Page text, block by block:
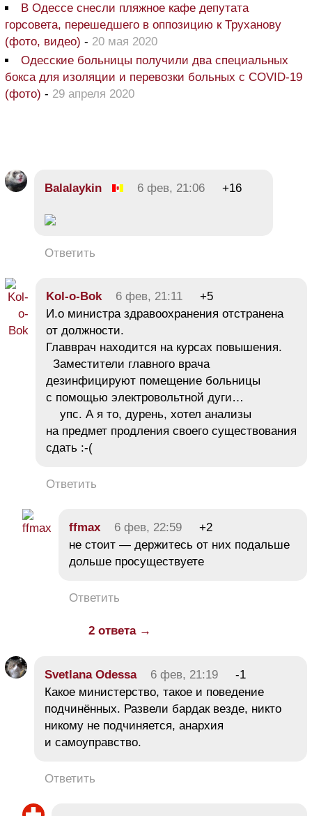
В Одессе снесли пляжное кафе депутата
горсовета, перешедшего в оппозицию к Труханову
(фото, видео) - 20 мая 2020
Одесские больницы получили два специальных
бокса для изоляции и перевозки больных с COVID-19
(фото) - 29 апреля 2020
Balalaykin 6 фев, 21:06 +16
Ответить
Kol-o-Bok 6 фев, 21:11
+5
И.о министра здравоохранения отстранена
от должности.
Главврач находится на курсах повышения.
Заместители главного врача
дезинфицируют помещение больницы
с помощью электровольтной дуги…
упс. А я то, дурень, хотел анализы
на предмет продления своего существования
сдать :-(
Ответить
ffmax 6 фев, 22:59
+2
не стоит — держитесь от них подальше
дольше просуществуете
Ответить
2 ответа →
Svetlana Odessa 6 фев, 21:19
-1
Какое министерство, такое и поведение
подчинённых. Развели бардак везде, никто
никому не подчиняется, анархия
и самоуправство.
Ответить